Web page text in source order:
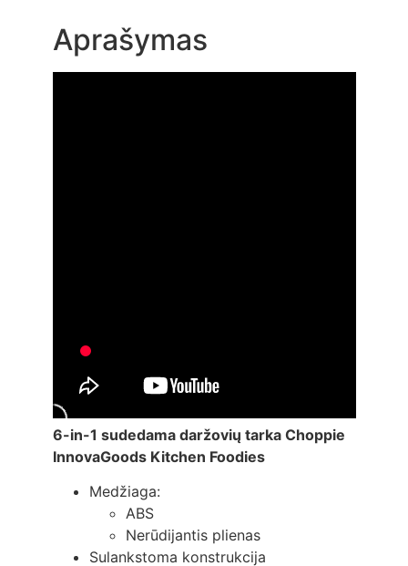
Aprašymas
6-in-1 sudedama daržovių tarka Choppie
InnovaGoods Kitchen Foodies
Medžiaga:
ABS
Nerūdijantis plienas
Sulankstoma konstrukcija